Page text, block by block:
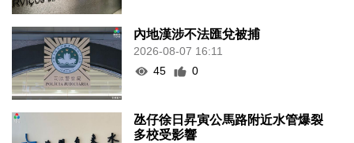
內地漢涉不法匯兌被捕
2026-08-07 16:11
45
0
氹仔徐日昇寅公馬路附近水管爆裂
多校受影響